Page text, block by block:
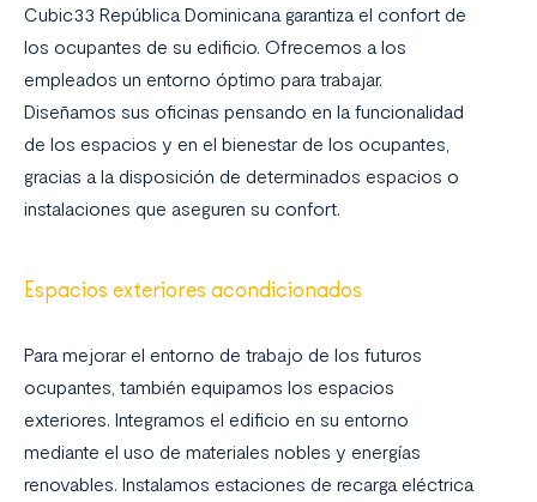
Cubic33 República Dominicana garantiza el confort de
los ocupantes de su edificio. Ofrecemos a los
empleados un entorno óptimo para trabajar.
Diseñamos sus oficinas pensando en la funcionalidad
de los espacios y en el bienestar de los ocupantes,
gracias a la disposición de determinados espacios o
instalaciones que aseguren su confort.
Espacios exteriores acondicionados
Para mejorar el entorno de trabajo de los futuros
ocupantes, también equipamos los espacios
exteriores. Integramos el edificio en su entorno
mediante el uso de materiales nobles y energías
renovables. Instalamos estaciones de recarga eléctrica